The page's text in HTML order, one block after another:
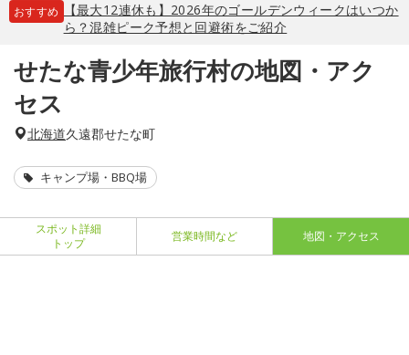
おすすめ
【最大12連休も】2026年のゴールデンウィークはいつか
ら？混雑ピーク予想と回避術をご紹介
せたな青少年旅行村の地図・アク
セス
北海道久遠郡せたな町
キャンプ場・BBQ場
スポット詳細
トップ
営業時間など 地図・アクセス